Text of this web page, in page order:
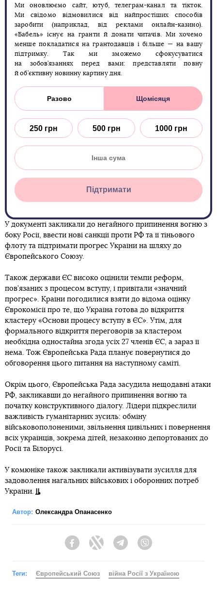
Ми оновлюємо сайт, ютуб, телеграм-канал та тікток.
Ми свідомо відмовилися від найпростіших способів
заробити (наприклад, від реклами онлайн-казино).
«Бабель» існує на гранти й донати читачів. Ми хочемо
менше покладатися на грантодавців і більше — на вашу
підтримку. Так ми зможемо сфокусуватися
на зобов’язаннях перед вами: представляти повну
й об’єктивну новинну картину дня.
Разово Щомісяця
250 грн 500 грн 1000 грн
Підтримати
У документі закликали до негайного припинення вогню з
боку Росії, ввести нові санкції проти РФ та її тіньового
флоту та підтримати прогрес України на шляху до
Європейського Союзу.
Також держави ЄС високо оцінили темпи реформ,
пов’язаних з процесом вступу, і привітали «значний
прогрес». Країни погодилися взяти до відома оцінку
Єврокомісії про те, що Україна готова до відкриття
кластеру «Основи процесу вступу в ЄС». Утім, для
формального відкриття переговорів за кластером
необхідна одностайна згода усіх 27 членів ЄС, а зараз її
нема. Тож Європейська Рада планує повернутися до
обговорення цього питання на наступному саміті.
Окрім цього, Європейська Рада засудила нещодавні атаки
РФ, закликавши до негайного припинення вогню та
початку конструктивного діалогу. Лідери підкреслили
важливість гуманітарних зусиль: обміну
військовополоненими, звільнення цивільних і повернення
всіх українців, зокрема дітей, незаконно депортованих до
Росії та Білорусі.
У комюніке також закликали активізувати зусилля для
задоволення нагальних військових і оборонних потреб
України.
Автор: Олександра Опанасенко
FacebookTwitter Telegram
Теги: Європейський Союз війна Росії з Україною